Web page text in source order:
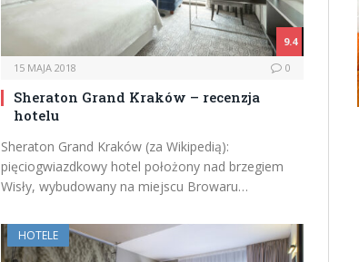
9.4
15 MAJA 2018 0
Sheraton Grand Kraków – recenzja
hotelu
Sheraton Grand Kraków (za Wikipedią):
pięciogwiazdkowy hotel położony nad brzegiem
Wisły, wybudowany na miejscu Browaru…
HOTELE